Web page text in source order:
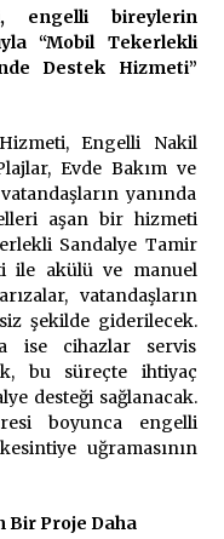
EĞİTİME
Tamir Aracı Engelsiz
Devam Ediyor
Kurtaran Değil, Yarını
Ekim Ayı
engelli bireylerin
“Mobil Tekerlekli
Destek Hizmeti”
Engelli Nakil
Evde Bakım ve
yanında
aşan bir hizmeti
Sandalye Tamir
ile akülü ve manuel
vatandaşların
şekilde giderilecek.
ise cihazlar servis
bu süreçte ihtiyaç
desteği sağlanacak.
boyunca engelli
uğramasının
Bir Proje Daha